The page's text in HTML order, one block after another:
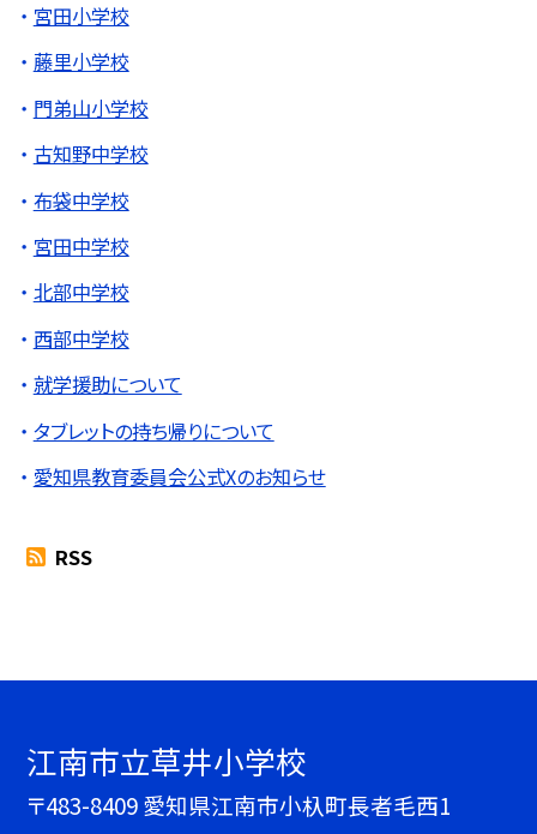
宮田小学校
藤里小学校
門弟山小学校
古知野中学校
布袋中学校
宮田中学校
北部中学校
西部中学校
就学援助について
タブレットの持ち帰りについて
愛知県教育委員会公式Xのお知らせ
RSS
江南市立草井小学校
〒483-8409 愛知県江南市小杁町長者毛西1